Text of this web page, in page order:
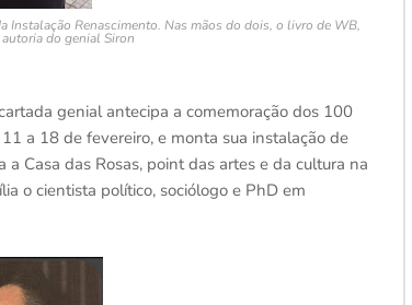
Instalação Renascimento. Nas mãos do dois, o livro de WB,
do genial Siron
genial antecipa a comemoração dos 100
a 18 de fevereiro, e monta sua instalação de
Casa das Rosas, point das artes e da cultura na
o cientista político, sociólogo e PhD em